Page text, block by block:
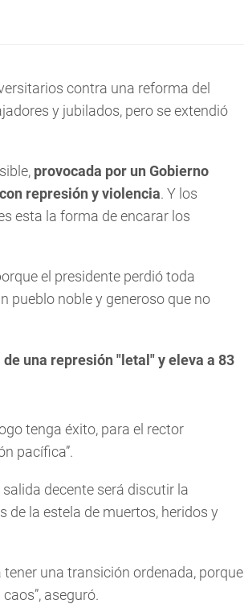
contra una reforma del
y jubilados, pero se extendió
provocada por un Gobierno
represión y violencia. Y los
esta la forma de encarar los
el presidente perdió toda
pueblo noble y generoso que no
una represión "letal" y eleva a 83
tenga éxito, para el rector
pacífica”.
decente será discutir la
de la estela de muertos, heridos y
tener una transición ordenada, porque
aseguró.